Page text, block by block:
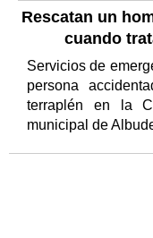
Rescatan un
cuando
Servicios de
persona
terraplén en la
municipal de